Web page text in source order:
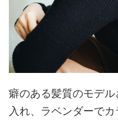
癖のある髪質のモデ
入れ、ラベンダーでカ